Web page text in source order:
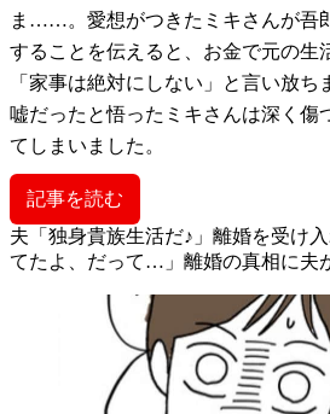
ま……。愛想がつきたミキさんが吾
することを伝えると、お金で元の生
「家事は絶対にしない」と言い放
嘘だったと悟ったミキさんは深く傷
てしまいました。
記事を読む
夫「独身貴族生活だ♪」離婚を受け
てたよ、だって…」離婚の真相に夫